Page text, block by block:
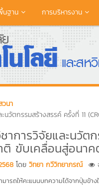
นฐาน การบริหารงาน
วนา
นวัตกรรมสร้างสรรค์ ครั้งที่ 11
การวิจัยและนวัต
ขับเคลื่อนสู่อนา
โดย วิทยา กวีวิทยาภรณ์
มารถให้คะแนนบทความได้จากปุ่มข้าง